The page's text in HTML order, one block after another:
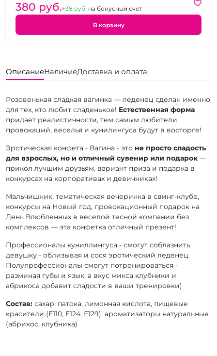
380 pуб.+38 pуб. на бонусный счет
В корзину
ОписаниеНаличиеДоставка и оплата
Розовенькая сладкая вагинка — леденец сделан именно
для тех, кто любит сладенькое! Естественная форма
придает реалистичности, тем самым любители
провокаций, веселья и кунилингуса будут в восторге!
Эротическая конфета - Вагина - это не просто сладость
для взрослых, но и отличный сувенир или подарок —
прикол лучшим друзьям. вариант приза и подарка в
конкурсах на корпоративах и девичниках!
Мальчишник, тематическая вечеринка в свинг-клубе,
конкурсы на Новый год, провокационный подарок на
День Влюбленных в веселой тесной компании без
комплексов — эта конфетка отличный презент!
Профессионалы куниллингуса - смогут соблазнить
девушку - облизывая и сося эротический леденец.
Полупрофессионалы смогут потренироваться -
разминая губы и язык, а вкус микса клубники и
абрикоса добавит сладости в ваши тренировки)
Состав: сахар, патока, лимонная кислота, пищевые
красители (Е110, Е124, Е129), ароматизаторы натуральные
(абрикос, клубника)